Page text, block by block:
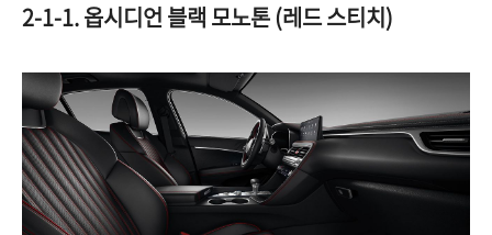
2-1-1. 옵시디언 블랙 모노톤 (레드 스티치)